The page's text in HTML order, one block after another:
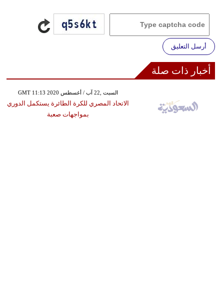
أرسل التعليق
أخبار ذات صلة
GMT 11:13 2020 السبت ,22 آب / أغسطس
الاتحاد المصري للكرة الطائرة يستكمل الدوري
بمواجهات صعبة